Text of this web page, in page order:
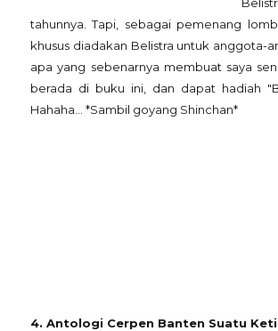
tahunnya. Tapi, sebagai pemenang
khusus diadakan Belistra untuk anggota-
apa yang sebenarnya membuat saya
berada di buku ini, dan dapat hadiah
Hahaha... *Sambil goyang Shinchan*
4. Antologi Cerpen Banten Suatu